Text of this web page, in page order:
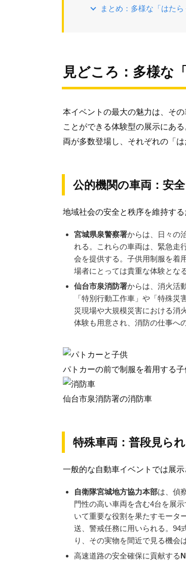
まとめ：多様な「はた
見どころ：多様な
本イベントの最大の魅力は、そ
ことができる体験型の展示にあ
両が多数登場し、それぞれの「
公的機関の車両：安
地域社会の安全と秩序を維持す
宮城県泉警察署からは、日々の
れる。これらの車両は、緊急走
会を提供する。子供用制服を着
場者にとっては貴重な体験となる
仙台市泉消防署からは、消火活
「特別行動工作車」や「特殊
災現場や大規模災害における消
体験も用意され、消防の仕事へ
パトカーの前で制服を着用する子
仙台市泉消防署の消防車
特殊車両：普段見ら
一般的な自動車イベントでは展
自衛隊宮城地方協力本部は、偵
門性の高い車両を含む4台を展
いて重要な役割を果たすモータ
送、警戒任務に用いられる。94
り、その実物を間近で見る機会
高速道路の安全確保に貢献する